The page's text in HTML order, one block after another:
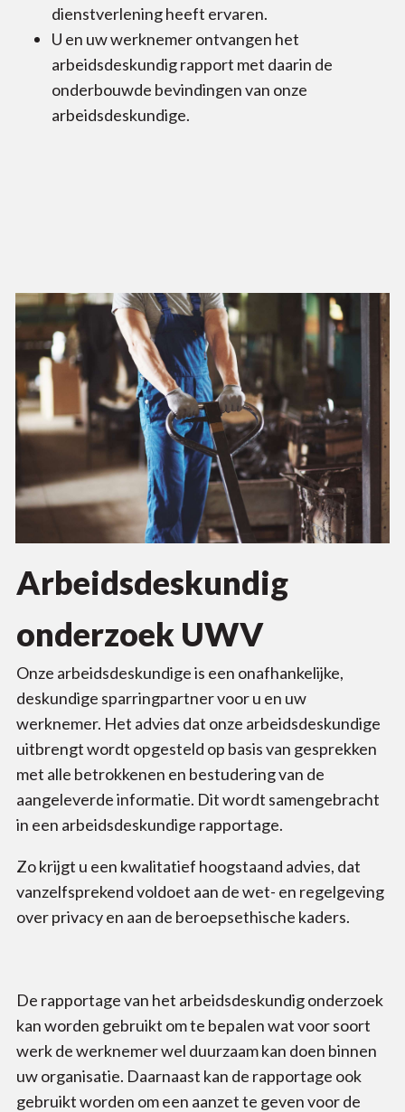
dienstverlening heeft ervaren.
U en uw werknemer ontvangen het
arbeidsdeskundig rapport met daarin de
onderbouwde bevindingen van onze
arbeidsdeskundige.
Arbeidsdeskundig
onderzoek UWV
Onze arbeidsdeskundige is een onafhankelijke,
deskundige sparringpartner voor u en uw
werknemer. Het advies dat onze arbeidsdeskundige
uitbrengt wordt opgesteld op basis van gesprekken
met alle betrokkenen en bestudering van de
aangeleverde informatie. Dit wordt samengebracht
in een arbeidsdeskundige rapportage.
Zo krijgt u een kwalitatief hoogstaand advies, dat
vanzelfsprekend voldoet aan de wet- en regelgeving
over privacy en aan de beroepsethische kaders.
De rapportage van het arbeidsdeskundig onderzoek
kan worden gebruikt om te bepalen wat voor soort
werk de werknemer wel duurzaam kan doen binnen
uw organisatie. Daarnaast kan de rapportage ook
gebruikt worden om een aanzet te geven voor de